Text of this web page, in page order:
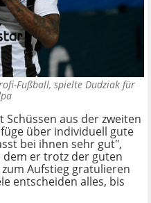
Fußball, spielte Dudziak für
Schüssen aus der zweiten
über individuell gute
bei ihnen sehr gut",
dem er trotz der guten
Aufstieg gratulieren
entscheiden alles, bis